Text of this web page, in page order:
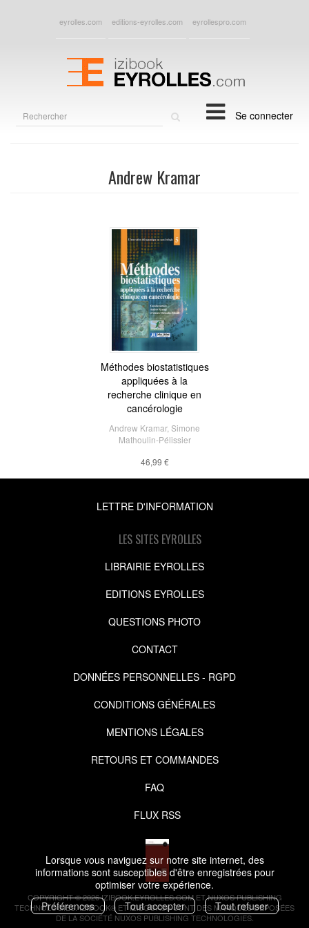
Lorsque vous naviguez sur notre site internet, des
informations sont susceptibles d'être enregistrées pour
optimiser votre expérience.
Préférences
Tout accepter Tout refuser
eyrolles.com editions-eyrolles.com eyrollespro.com
Se connecter
Andrew Kramar
Méthodes biostatistiques
appliquées à la
recherche clinique en
cancérologie
Andrew Kramar, Simone
Mathoulin-Pélissier
46,99 €
LETTRE D'INFORMATION
LES SITES EYROLLES
LIBRAIRIE EYROLLES
EDITIONS EYROLLES
QUESTIONS PHOTO
CONTACT
DONNÉES PERSONNELLES - RGPD
CONDITIONS GÉNÉRALES
MENTIONS LÉGALES
RETOURS ET COMMANDES
FAQ
FLUX RSS
COPYRIGHT © 2026 IZIBOOK.EYROLLES.COM ET NUXOS PUBLISHING
TECHNOLOGIES.IZIBOOK® ETIZIBOOKS®SONT DES MARQUES DÉPOSÉES
DE LA SOCIÉTÉ NUXOS PUBLISHING TECHNOLOGIES.